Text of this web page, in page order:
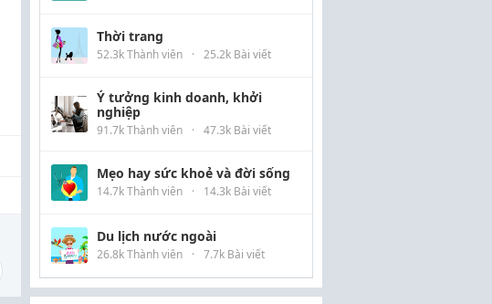
Thời trang
52.3k Thành viên · 25.2k Bài viết
Ý tưởng kinh doanh, khởi
nghiệp
91.7k Thành viên · 47.3k Bài viết
Mẹo hay sức khoẻ và đời sống
14.7k Thành viên · 14.3k Bài viết
Du lịch nước ngoài
26.8k Thành viên · 7.7k Bài viết